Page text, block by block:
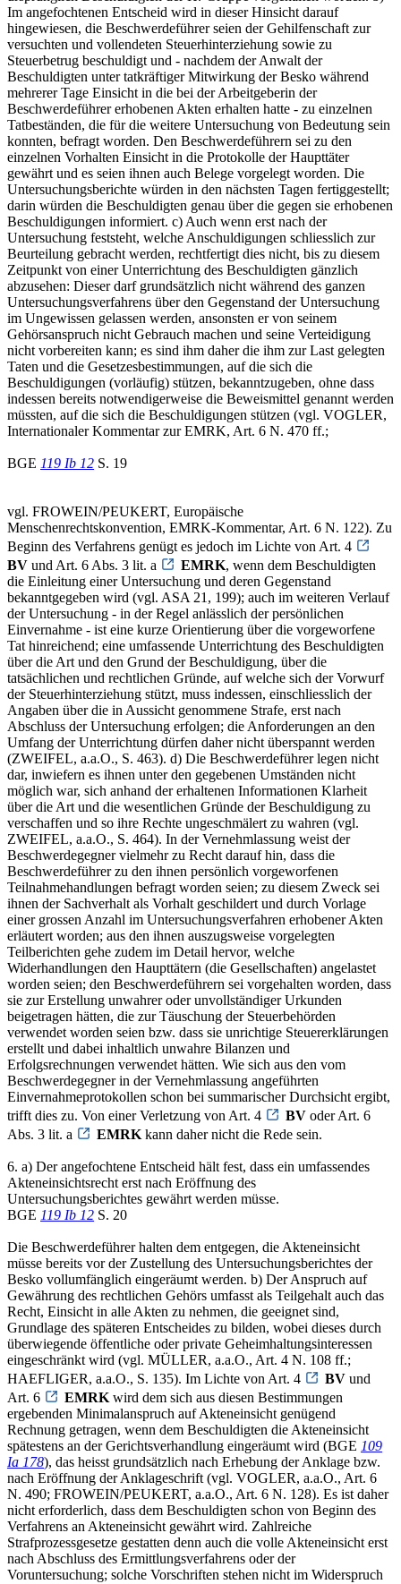
Im angefochtenen Entscheid wird in dieser Hinsicht darauf
hingewiesen, die Beschwerdeführer seien der Gehilfenschaft zur
versuchten und vollendeten Steuerhinterziehung sowie zu
Steuerbetrug beschuldigt und - nachdem der Anwalt der
Beschuldigten unter tatkräftiger Mitwirkung der Besko während
mehrerer Tage Einsicht in die bei der Arbeitgeberin der
Beschwerdeführer erhobenen Akten erhalten hatte - zu einzelnen
Tatbeständen, die für die weitere Untersuchung von Bedeutung sein
konnten, befragt worden. Den Beschwerdeführern sei zu den
einzelnen Vorhalten Einsicht in die Protokolle der Haupttäter
gewährt und es seien ihnen auch Belege vorgelegt worden. Die
Untersuchungsberichte würden in den nächsten Tagen fertiggestellt;
darin würden die Beschuldigten genau über die gegen sie erhobenen
Beschuldigungen informiert. c) Auch wenn erst nach der
Untersuchung feststeht, welche Anschuldigungen schliesslich zur
Beurteilung gebracht werden, rechtfertigt dies nicht, bis zu diesem
Zeitpunkt von einer Unterrichtung des Beschuldigten gänzlich
abzusehen: Dieser darf grundsätzlich nicht während des ganzen
Untersuchungsverfahrens über den Gegenstand der Untersuchung
im Ungewissen gelassen werden, ansonsten er von seinem
Gehörsanspruch nicht Gebrauch machen und seine Verteidigung
nicht vorbereiten kann; es sind ihm daher die ihm zur Last gelegten
Taten und die Gesetzesbestimmungen, auf die sich die
Beschuldigungen (vorläufig) stützen, bekanntzugeben, ohne dass
indessen bereits notwendigerweise die Beweismittel genannt werden
müssten, auf die sich die Beschuldigungen stützen (vgl. VOGLER,
Internationaler Kommentar zur EMRK, Art. 6 N. 470 ff.;
BGE 119 Ib 12 S. 19
vgl. FROWEIN/PEUKERT, Europäische
Menschenrechtskonvention, EMRK-Kommentar, Art. 6 N. 122). Zu
Beginn des Verfahrens genügt es jedoch im Lichte von Art. 4
BV und Art. 6 Abs. 3 lit. a EMRK, wenn dem Beschuldigten
die Einleitung einer Untersuchung und deren Gegenstand
bekanntgegeben wird (vgl. ASA 21, 199); auch im weiteren Verlauf
der Untersuchung - in der Regel anlässlich der persönlichen
Einvernahme - ist eine kurze Orientierung über die vorgeworfene
Tat hinreichend; eine umfassende Unterrichtung des Beschuldigten
über die Art und den Grund der Beschuldigung, über die
tatsächlichen und rechtlichen Gründe, auf welche sich der Vorwurf
der Steuerhinterziehung stützt, muss indessen, einschliesslich der
Angaben über die in Aussicht genommene Strafe, erst nach
Abschluss der Untersuchung erfolgen; die Anforderungen an den
Umfang der Unterrichtung dürfen daher nicht überspannt werden
(ZWEIFEL, a.a.O., S. 463). d) Die Beschwerdeführer legen nicht
dar, inwiefern es ihnen unter den gegebenen Umständen nicht
möglich war, sich anhand der erhaltenen Informationen Klarheit
über die Art und die wesentlichen Gründe der Beschuldigung zu
verschaffen und so ihre Rechte ungeschmälert zu wahren (vgl.
ZWEIFEL, a.a.O., S. 464). In der Vernehmlassung weist der
Beschwerdegegner vielmehr zu Recht darauf hin, dass die
Beschwerdeführer zu den ihnen persönlich vorgeworfenen
Teilnahmehandlungen befragt worden seien; zu diesem Zweck sei
ihnen der Sachverhalt als Vorhalt geschildert und durch Vorlage
einer grossen Anzahl im Untersuchungsverfahren erhobener Akten
erläutert worden; aus den ihnen auszugsweise vorgelegten
Teilberichten gehe zudem im Detail hervor, welche
Widerhandlungen den Haupttätern (die Gesellschaften) angelastet
worden seien; den Beschwerdeführern sei vorgehalten worden, dass
sie zur Erstellung unwahrer oder unvollständiger Urkunden
beigetragen hätten, die zur Täuschung der Steuerbehörden
verwendet worden seien bzw. dass sie unrichtige Steuererklärungen
erstellt und dabei inhaltlich unwahre Bilanzen und
Erfolgsrechnungen verwendet hätten. Wie sich aus den vom
Beschwerdegegner in der Vernehmlassung angeführten
Einvernahmeprotokollen schon bei summarischer Durchsicht ergibt,
trifft dies zu. Von einer Verletzung von Art. 4
BV oder Art. 6
Abs. 3 lit. a
EMRK kann daher nicht die Rede sein.
6. a) Der angefochtene Entscheid hält fest, dass ein umfassendes
Akteneinsichtsrecht erst nach Eröffnung des
Untersuchungsberichtes gewährt werden müsse.
BGE 119 Ib 12 S. 20
Die Beschwerdeführer halten dem entgegen, die Akteneinsicht
müsse bereits vor der Zustellung des Untersuchungsberichtes der
Besko vollumfänglich eingeräumt werden. b) Der Anspruch auf
Gewährung des rechtlichen Gehörs umfasst als Teilgehalt auch das
Recht, Einsicht in alle Akten zu nehmen, die geeignet sind,
Grundlage des späteren Entscheides zu bilden, wobei dieses durch
überwiegende öffentliche oder private Geheimhaltungsinteressen
eingeschränkt wird (vgl. MÜLLER, a.a.O., Art. 4 N. 108 ff.;
HAEFLIGER, a.a.O., S. 135). Im Lichte von Art. 4
BV und
Art. 6
EMRK wird dem sich aus diesen Bestimmungen
ergebenden Minimalanspruch auf Akteneinsicht genügend
Rechnung getragen, wenn dem Beschuldigten die Akteneinsicht
spätestens an der Gerichtsverhandlung eingeräumt wird (BGE 109
Ia 178), das heisst grundsätzlich nach Erhebung der Anklage bzw.
nach Eröffnung der Anklageschrift (vgl. VOGLER, a.a.O., Art. 6
N. 490; FROWEIN/PEUKERT, a.a.O., Art. 6 N. 128). Es ist daher
nicht erforderlich, dass dem Beschuldigten schon von Beginn des
Verfahrens an Akteneinsicht gewährt wird. Zahlreiche
Strafprozessgesetze gestatten denn auch die volle Akteneinsicht erst
nach Abschluss des Ermittlungsverfahrens oder der
Voruntersuchung; solche Vorschriften stehen nicht im Widerspruch